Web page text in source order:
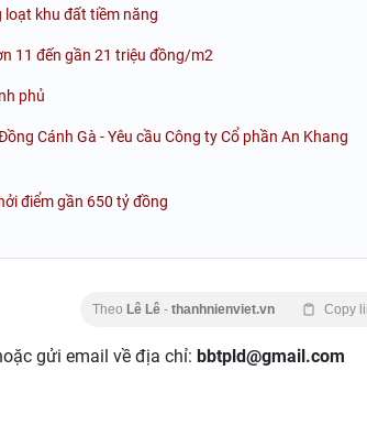
khu đất tiềm năng
11 đến gần 21 triệu đồng/m2
phủ
Cánh Gà - Yêu cầu Công ty Cổ phần An Khang
điểm gần 650 tỷ đồng
Theo Lê Lê - thanhnienviet.vn Copy
gửi email về địa chỉ: bbtpld@gmail.com